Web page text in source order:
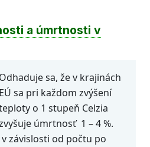
a úmrtnosti v
Odhaduje sa, že v krajinách
EÚ sa pri každom zvýšení
o 1 stupeň Celzia
úmrtnosť 1 – 4 %.
závislosti od počtu po